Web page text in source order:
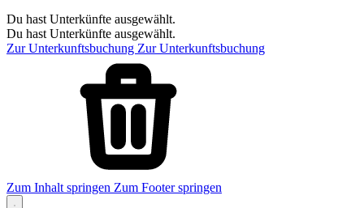
Du hast Unterkünfte ausgewählt.
Du hast Unterkünfte ausgewählt.
Zur Unterkunftsbuchung Zur Unterkunftsbuchung
Zum Inhalt springen Zum Footer springen